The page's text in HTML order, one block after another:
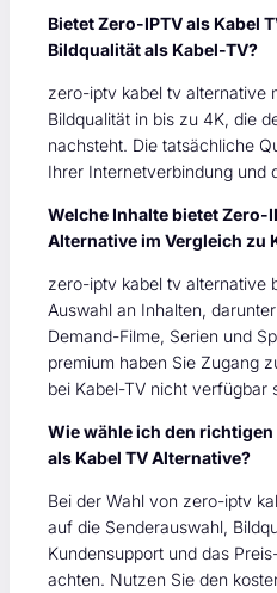
Bietet Zero-IPTV als Kabel
Bildqualität als Kabel-TV?
zero-iptv kabel tv alternative
Bildqualität in bis zu 4K, die
nachsteht. Die tatsächliche
Ihrer Internetverbindung und
Welche Inhalte bietet Zero-
Alternative im Vergleich zu
zero-iptv kabel tv alternative
Auswahl an Inhalten,
Demand-Filme, Serien und
premium haben Sie Zugang
bei Kabel-TV nicht verfügbar
Wie wähle ich den
als Kabel TV Alternative?
Bei der Wahl von zero-iptv
auf die Senderauswahl,
Kundensupport und das
achten. Nutzen Sie den